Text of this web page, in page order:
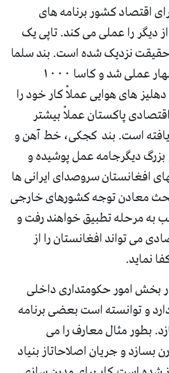
اقتصاد کشور برنامه های
دیگر را عملی می کند. تاپی یک
حقیقت نزدیک شده است. بند سلما
عملی شد. بندر چاه بهار عملی شد و کاسا ۱۰۰۰
های هوایی عملاْ کار خود را
پاکستان عملاْ بیشتر
یافته است. بند کجکی، خط آهن و
دیگرجامه عمل پوشیده و
افغانستان سروصدای ایرانی ها
معادن توجه کشورهای خارجی
به مرحله تطبیق خواهند رفت و
می تواند افغانستان را از
نماید.
بخش امور حکومتداری داخلی
و توانسته است بعضی برنامه
بطور مثال معارف را می
و جریان اصلاحاتاز بنیاد